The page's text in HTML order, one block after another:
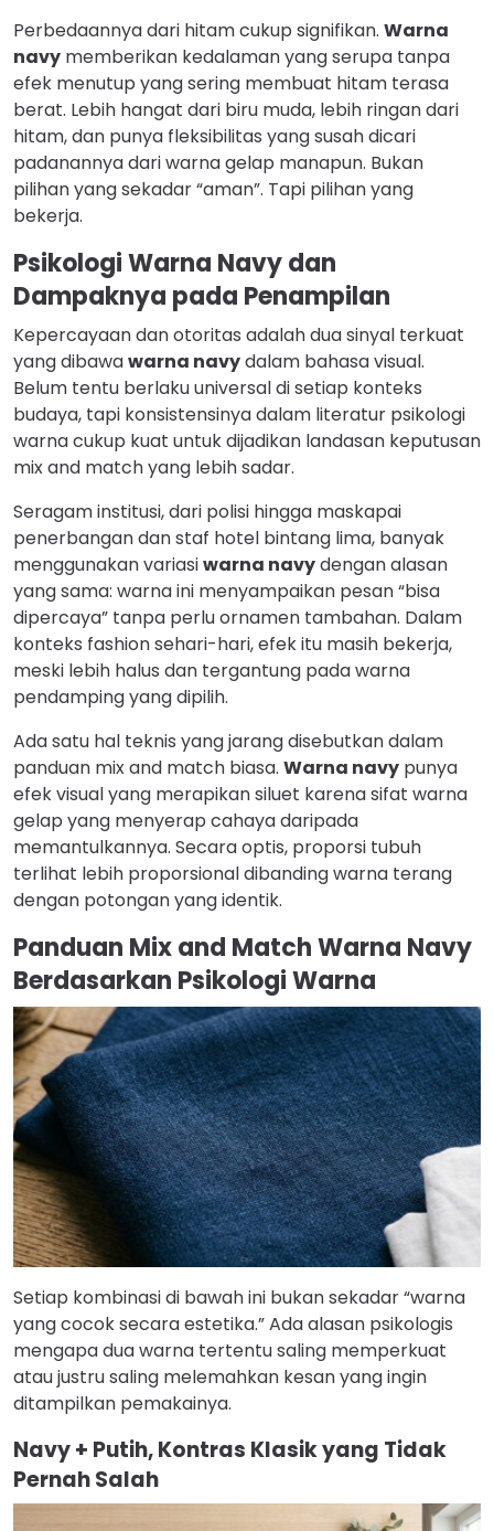
Perbedaannya dari hitam cukup signifikan. Warna
navy memberikan kedalaman yang serupa tanpa
efek menutup yang sering membuat hitam terasa
berat. Lebih hangat dari biru muda, lebih ringan dari
hitam, dan punya fleksibilitas yang susah dicari
padanannya dari warna gelap manapun. Bukan
pilihan yang sekadar “aman”. Tapi pilihan yang
bekerja.
Psikologi Warna Navy dan
Dampaknya pada Penampilan
Kepercayaan dan otoritas adalah dua sinyal terkuat
yang dibawawarna navydalam bahasa visual.
Belum tentu berlaku universal di setiap konteks
budaya, tapi konsistensinya dalam literatur psikologi
warna cukup kuat untuk dijadikan landasan keputusan
mix and match yang lebih sadar.
Seragam institusi, dari polisi hingga maskapai
penerbangan dan staf hotel bintang lima, banyak
menggunakan variasiwarna navydengan alasan
yang sama: warna ini menyampaikan pesan “bisa
dipercaya” tanpa perlu ornamen tambahan. Dalam
konteks fashion sehari-hari, efek itu masih bekerja,
meski lebih halus dan tergantung pada warna
pendamping yang dipilih.
Ada satu hal teknis yang jarang disebutkan dalam
panduan mix and match biasa. Warna navy punya
efek visual yang merapikan siluet karena sifat warna
gelap yang menyerap cahaya daripada
memantulkannya. Secara optis, proporsi tubuh
terlihat lebih proporsional dibanding warna terang
dengan potongan yang identik.
Panduan Mix and Match Warna Navy
Berdasarkan Psikologi Warna
Setiap kombinasi di bawah ini bukan sekadar “warna
yang cocok secara estetika.” Ada alasan psikologis
mengapa dua warna tertentu saling memperkuat
atau justru saling melemahkan kesan yang ingin
ditampilkan pemakainya.
Navy + Putih, Kontras Klasik yang Tidak
Pernah Salah